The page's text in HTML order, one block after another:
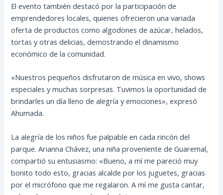
El evento también destacó por la participación de
emprendedores locales, quienes ofrecieron una variada
oferta de productos como algodones de azúcar, helados,
tortas y otras delicias, demostrando el dinamismo
económico de la comunidad.
«Nuestros pequeños disfrutaron de música en vivo, shows
especiales y muchas sorpresas. Tuvimos la oportunidad de
brindarles un día lleno de alegría y emociones», expresó
Ahumada.
La alegría de los niños fue palpable en cada rincón del
parque. Arianna Chávez, una niña proveniente de Guaremal,
compartió su entusiasmo: «Bueno, a mí me pareció muy
bonito todo esto, gracias alcalde por los juguetes, gracias
por el micrófono que me regalaron. A mí me gusta cantar,